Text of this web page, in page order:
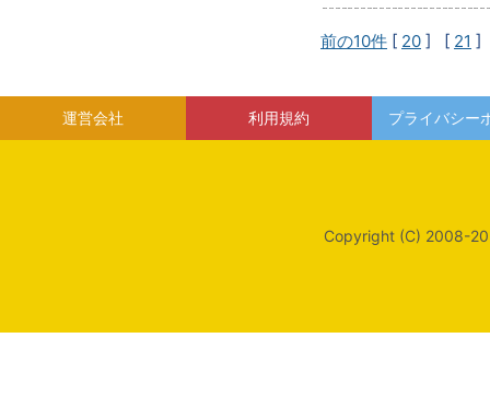
前の10件 [ 20 ] [ 21 ]
運営会社 利用規約 プライバシー
Copyright (C) 2008-